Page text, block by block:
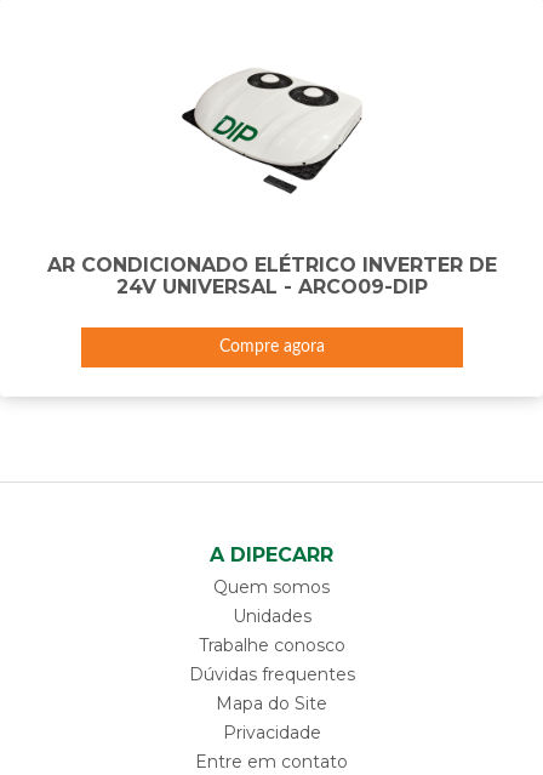
AR CONDICIONADO ELÉTRICO INVERTER DE
24V UNIVERSAL - ARCO09-DIP
Compre agora
A DIPECARR
Quem somos
Unidades
Trabalhe conosco
Dúvidas frequentes
Mapa do Site
Privacidade
Entre em contato